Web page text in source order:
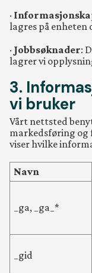
·
lagres på enheten
· Jobbsøknader:
lagrer vi
3.
vi bruker
Vårt nettsted
markedsføring og
viser hvilke
Navn
_ga, _ga_*
_gid